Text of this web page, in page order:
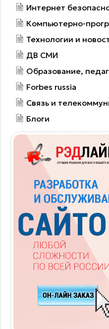
Интернет
Компьютерно-
Технологии и
ДВ СМИ
Образование,
Forbes russia
Связь и
Блоги